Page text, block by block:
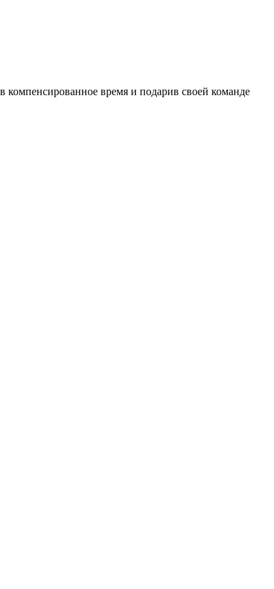
компенсированное время и подарив своей команде